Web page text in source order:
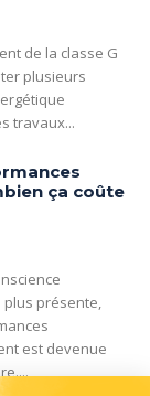
de la classe G
plusieurs
travaux...
ça coûte
plus présente,
est devenue